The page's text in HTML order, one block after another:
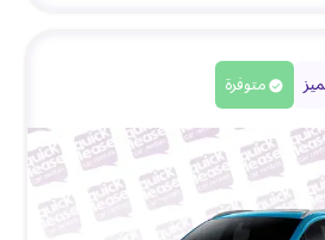
متوفرة